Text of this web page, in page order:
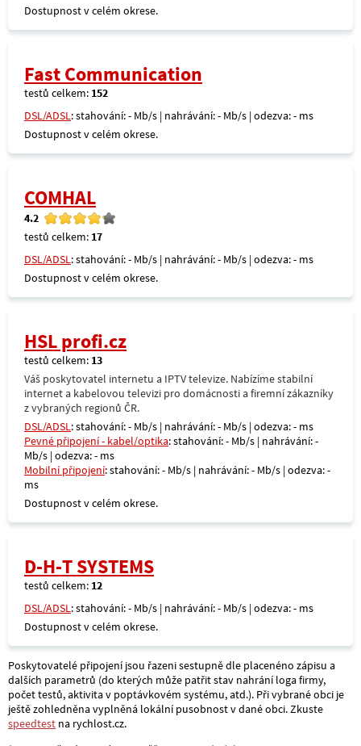
Dostupnost v celém okrese.
Fast Communication
testů celkem: 152
DSL/ADSL: stahování: - Mb/s | nahrávání: - Mb/s | odezva: - ms
Dostupnost v celém okrese.
COMHAL
4.2
testů celkem: 17
DSL/ADSL: stahování: - Mb/s | nahrávání: - Mb/s | odezva: - ms
Dostupnost v celém okrese.
HSL profi.cz
testů celkem: 13
Váš poskytovatel internetu a IPTV televize. Nabízíme stabilní
internet a kabelovou televizi pro domácnosti a firemní zákazníky
z vybraných regionů ČR.
DSL/ADSL: stahování: - Mb/s | nahrávání: - Mb/s | odezva: - ms
Pevné připojení - kabel/optika: stahování: - Mb/s | nahrávání: -
Mb/s | odezva: - ms
Mobilní připojení: stahování: - Mb/s | nahrávání: - Mb/s | odezva: -
ms
Dostupnost v celém okrese.
D-H-T SYSTEMS
testů celkem: 12
DSL/ADSL: stahování: - Mb/s | nahrávání: - Mb/s | odezva: - ms
Dostupnost v celém okrese.
Poskytovatelé připojení jsou řazeni sestupně dle placenéno zápisu a
dalších parametrů (do kterých může patřit stav nahrání loga firmy,
počet testů, aktivita v poptávkovém systému, atd.). Při vybrané obci je
ještě zohledněna vyplněná lokální pusobnost v dané obci. Zkuste
speedtest na rychlost.cz.